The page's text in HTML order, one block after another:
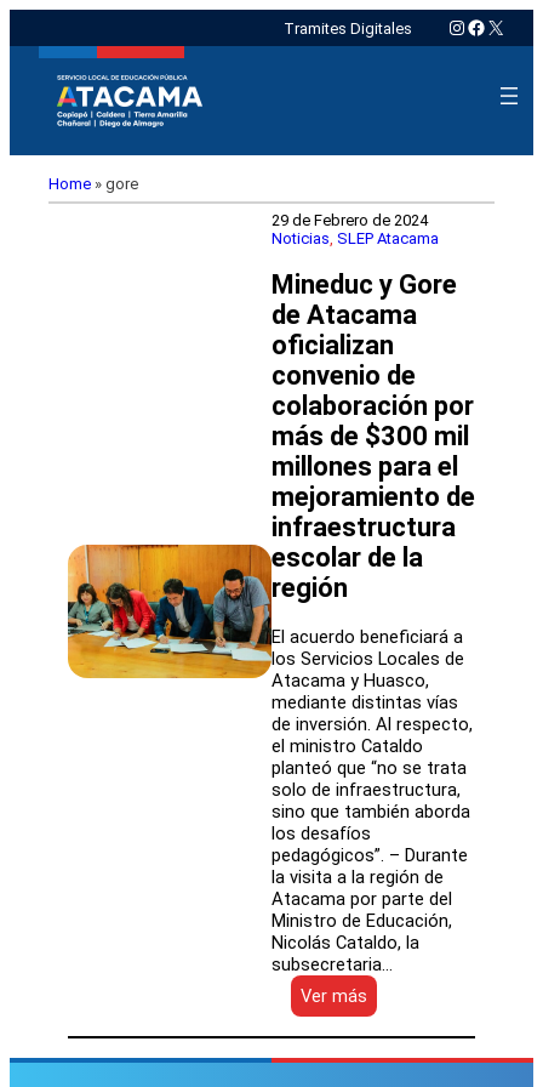
Tramites Digitales Instagram
X
Home » gore
29 de Febrero de 2024
Noticias, SLEP Atacama
Mineduc y Gore
de Atacama
oficializan
convenio de
colaboración por
más de $300 mil
millones para el
mejoramiento de
infraestructura
escolar de la
región
El acuerdo beneficiará a
los Servicios Locales de
Atacama y Huasco,
mediante distintas vías
de inversión. Al respecto,
el ministro Cataldo
planteó que “no se trata
solo de infraestructura,
sino que también aborda
los desafíos
pedagógicos”. – Durante
la visita a la región de
Atacama por parte del
Ministro de Educación,
Nicolás Cataldo, la
subsecretaria…
Ver más
Mineduc
y
Gore